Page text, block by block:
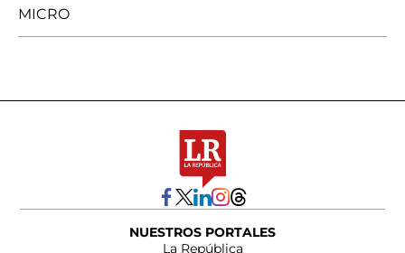
MICRO
NUESTROS PORTALES
La República